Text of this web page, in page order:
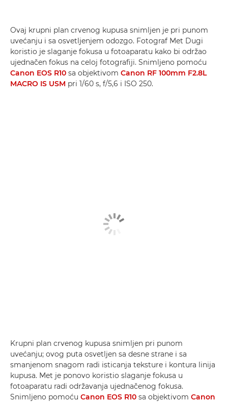
Ovaj krupni plan crvenog kupusa snimljen je pri punom
uvećanju i sa osvetljenjem odozgo. Fotograf Met Dugi
koristio je slaganje fokusa u fotoaparatu kako bi održao
ujednačen fokus na celoj fotografiji. Snimljeno pomoću
Canon EOS R10 sa objektivom Canon RF 100mm F2.8L
MACRO IS USM pri 1/60 s, f/5,6 i ISO 250.
Krupni plan crvenog kupusa snimljen pri punom
uvećanju; ovog puta osvetljen sa desne strane i sa
smanjenom snagom radi isticanja teksture i kontura linija
kupusa. Met je ponovo koristio slaganje fokusa u
fotoaparatu radi održavanja ujednačenog fokusa.
Snimljeno pomoću Canon EOS R10 sa objektivom Canon